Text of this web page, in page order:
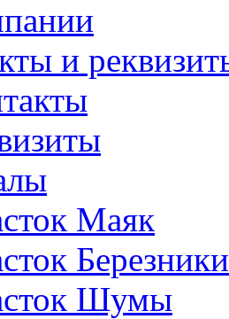
и
Маяк
Березники
Шумы